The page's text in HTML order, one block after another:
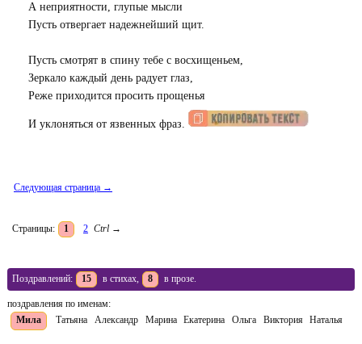
А неприятности, глупые мысли
Пусть отвергает надежнейший щит.
Пусть смотрят в спину тебе с восхищеньем,
Зеркало каждый день радует глаз,
Реже приходится просить прощенья
И уклоняться от язвенных фраз.
Следующая страница →
Страницы: 1 2 Ctrl →
Поздравлений: 15 в стихах, 8 в прозе.
поздравления по именам:
Мила
Татьяна Александр Марина Екатерина Ольга Виктория Наталья